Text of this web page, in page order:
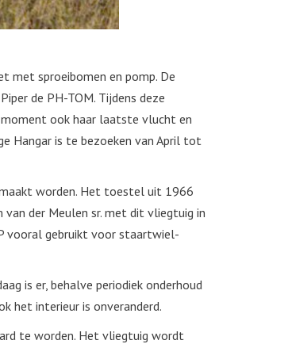
met sproeibomen en pomp. De
de PH-TOM. Tijdens deze
ook haar laatste vlucht en
Hangar is te bezoeken van April tot
worden. Het toestel uit 1966
der Meulen sr. met dit vliegtuig in
vooral gebruikt voor staartwiel-
is er, behalve periodiek onderhoud
het interieur is onveranderd.
te worden. Het vliegtuig wordt